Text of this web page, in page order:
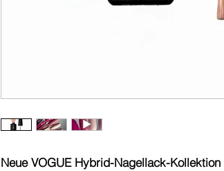
Neue VOGUE Hybrid-Nagellack-